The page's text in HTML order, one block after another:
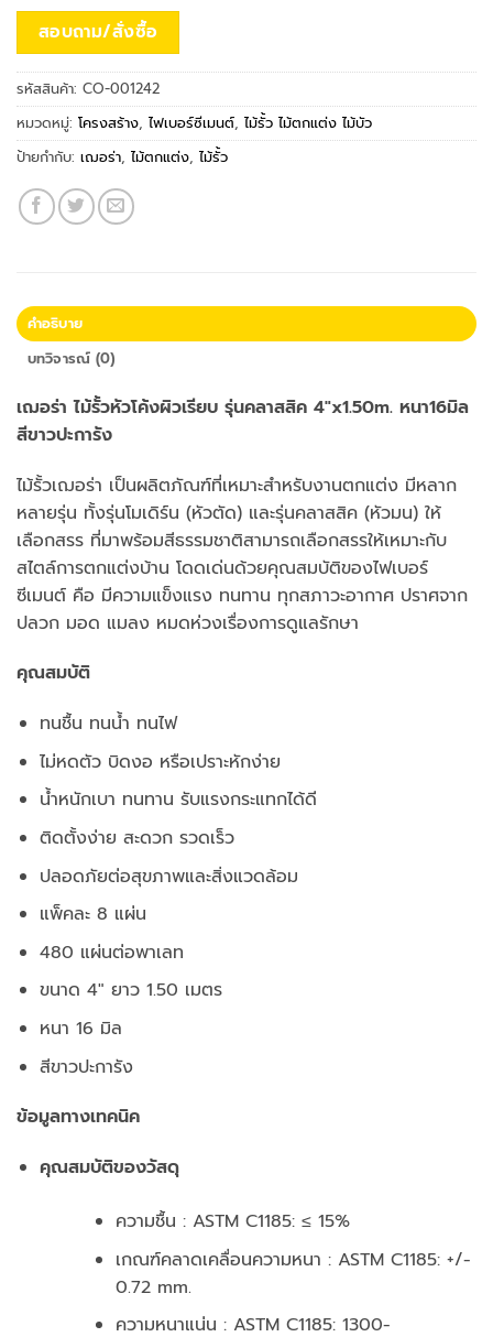
สอบถาม/สั่งซื้อ
รหัสสินค้า: CO-001242
หมวดหมู่: โครงสร้าง, ไฟเบอร์ซีเมนต์, ไม้รั้ว ไม้ตกแต่ง ไม้บัว
ป้ายกำกับ: เฌอร่า, ไม้ตกแต่ง, ไม้รั้ว
คำอธิบาย
บทวิจารณ์ (0)
เฌอร่า ไม้รั้วหัวโค้งผิวเรียบ รุ่นคลาสสิค 4″x1.50m. หนา16มิล
สีขาวปะการัง
ไม้รั้วเฌอร่า เป็นผลิตภัณฑ์ที่เหมาะสำหรับงานตกแต่ง มีหลาก
หลายรุ่น ทั้งรุ่นโมเดิร์น (หัวตัด) และรุ่นคลาสสิค (หัวมน) ให้
เลือกสรร ที่มาพร้อมสีธรรมชาติสามารถเลือกสรรให้เหมาะกับ
สไตล์การตกแต่งบ้าน โดดเด่นด้วยคุณสมบัติของไฟเบอร์
ซีเมนต์ คือ มีความแข็งแรง ทนทาน ทุกสภาวะอากาศ ปราศจาก
ปลวก มอด แมลง หมดห่วงเรื่องการดูแลรักษา
คุณสมบัติ
ทนชื้น ทนน้ำ ทนไฟ
ไม่หดตัว บิดงอ หรือเปราะหักง่าย
น้ำหนักเบา ทนทาน รับแรงกระแทกได้ดี
ติดตั้งง่าย สะดวก รวดเร็ว
ปลอดภัยต่อสุขภาพและสิ่งแวดล้อม
แพ็คละ 8 แผ่น
480 แผ่นต่อพาเลท
ขนาด 4″ ยาว 1.50 เมตร
หนา 16 มิล
สีขาวปะการัง
ข้อมูลทางเทคนิค
คุณสมบัติของวัสดุ
ความชื้น : ASTM C1185: ≤ 15%
เกณฑ์คลาดเคลื่อนความหนา : ASTM C1185: +/-
0.72 mm.
ความหนาแน่น : ASTM C1185: 1300-